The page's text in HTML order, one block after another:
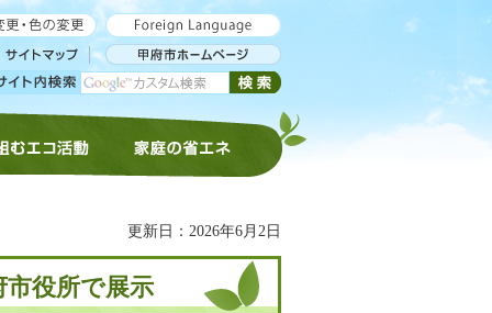
更新日：2026年6月2日
役所で展示